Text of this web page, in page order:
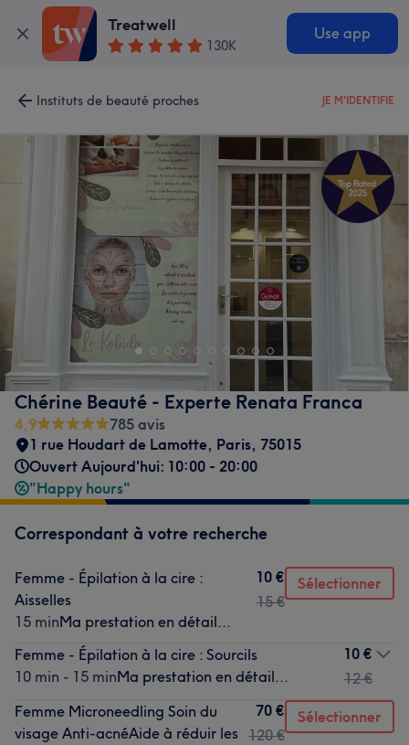
Treatwell
130K
Use app
Instituts de beauté proches JE M'IDENTIFIE
Chérine Beauté - Experte Renata Franca
4,9
785 avis
1 rue Houdart de Lamotte, Paris, 75015
Ouvert Aujourd'hui: 10:00 - 20:00
"Happy hours"
Correspondant à votre recherche
Femme - Épilation à la cire :
Aisselles
15 minMa prestation en détail...
10 €
15 €
Sélectionner
Femme - Épilation à la cire : Sourcils
10 min - 15 minMa prestation en détail...
10 €
12 €
Femme Microneedling Soin du
visage Anti-acnéAide à réduir les
70 €
120 €
Sélectionner